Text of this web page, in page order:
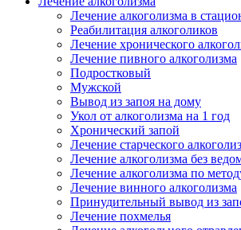
Лечение алкоголизма в
Реабилитация алкоголиков
Лечение хронического
Лечение пивного алкоголизма
Подростковый
Мужской
Вывод из запоя на дому
Укол от алкоголизма на 1 год
Хронический запой
Лечение старческого
Лечение алкоголизма без
Лечение алкоголизма по
Лечение винного алкоголизма
Принудительный вывод из
Лечение похмелья